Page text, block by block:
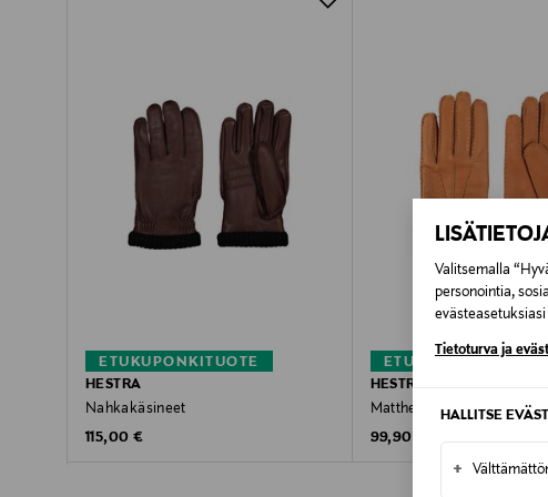
Valitsemalla
personointia,
Tietoturva ja
HALLITSE
+
ETUKUPONKITUOTE
HESTRA
Nahkakäsineet
Original Price
115,00 €
ETUKUPONKITUOTE
HESTRA
Matthew-nahkakäsineet
Original Price
99,90 €